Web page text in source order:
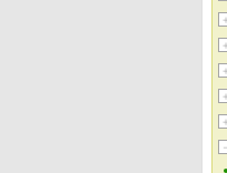
＋
＋
＋
＋
＋
－